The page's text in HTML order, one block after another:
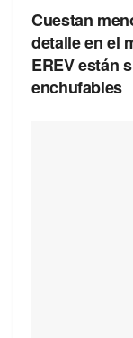
Cuestan
detalle en el
EREV están
enchufables